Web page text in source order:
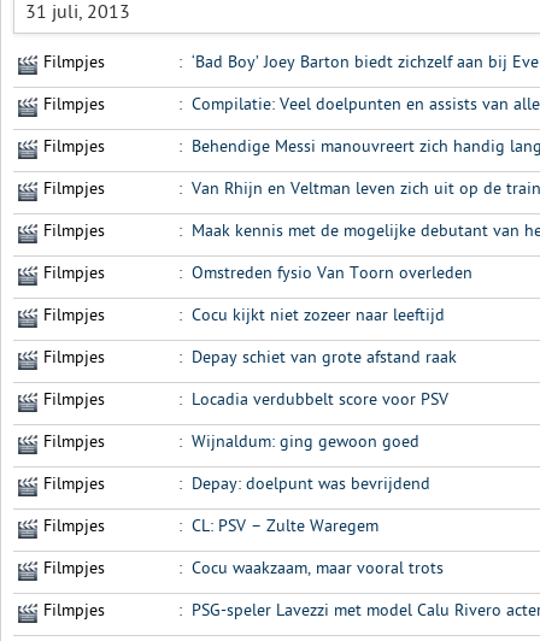
31 juli, 2013
Filmpjes : ‘Bad Boy’ Joey Barton biedt zichzelf aan bij
Filmpjes : Compilatie: Veel doelpunten en assists van
Filmpjes : Behendige Messi manouvreert zich handig
Filmpjes : Van Rhijn en Veltman leven zich uit op de
Filmpjes : Maak kennis met de mogelijke debutant van
Filmpjes : Omstreden fysio Van Toorn overleden
Filmpjes : Cocu kijkt niet zozeer naar leeftijd
Filmpjes : Depay schiet van grote afstand raak
Filmpjes : Locadia verdubbelt score voor PSV
Filmpjes : Wijnaldum: ging gewoon goed
Filmpjes : Depay: doelpunt was bevrijdend
Filmpjes : CL: PSV – Zulte Waregem
Filmpjes : Cocu waakzaam, maar vooral trots
Filmpjes : PSG-speler Lavezzi met model Calu Rivero